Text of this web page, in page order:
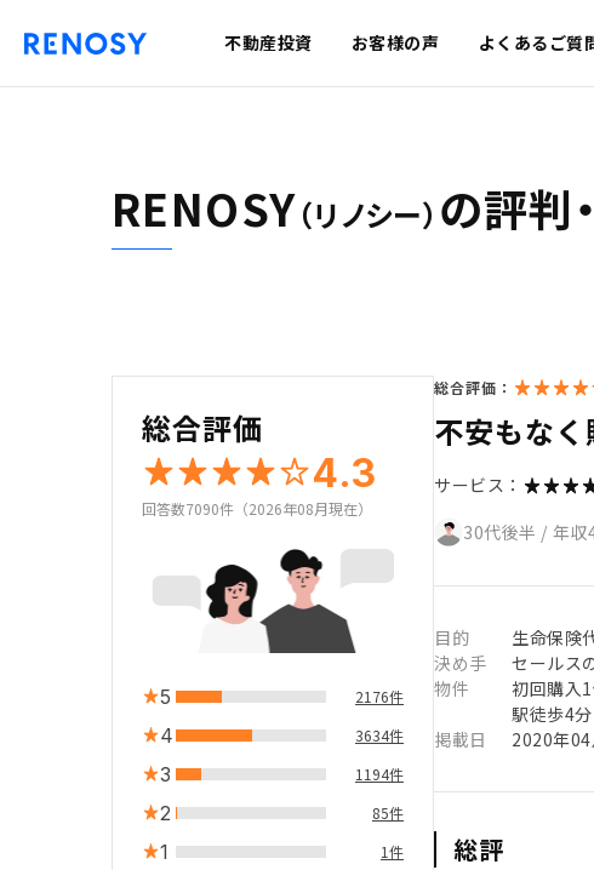
不動産投資 お客様の声 よくあるご質
RENOSY（リノシー） の評判
総合評価
4.3
回答数7090件（2026年08月現在）
5 2176件
4 3634件
3 1194件
2 85件
1 1件
総合評価：
不安もな
サービス：
30代後半 / 年収
目的
生命保険
決め手
セールス
物件
初回購入
駅徒歩4
掲載日
2020年
総評